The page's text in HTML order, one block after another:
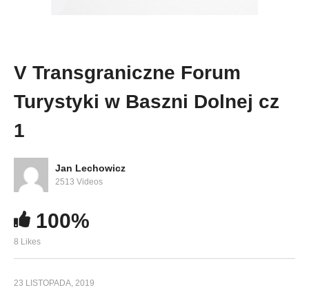
V Transgraniczne Forum
Turystyki w Baszni Dolnej cz
1
Jan Lechowicz
2513 Videos
100%
8 Likes
23 LISTOPADA, 2019